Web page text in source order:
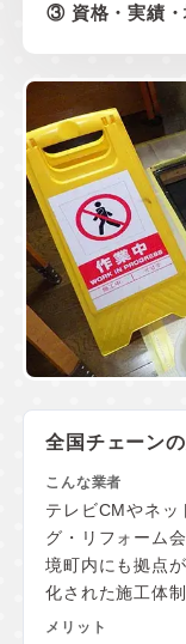
③ 資格・実績・
全国チェーン
テレビCMやネッ
グ・リフォーム
境町内にも拠点
化された施工体